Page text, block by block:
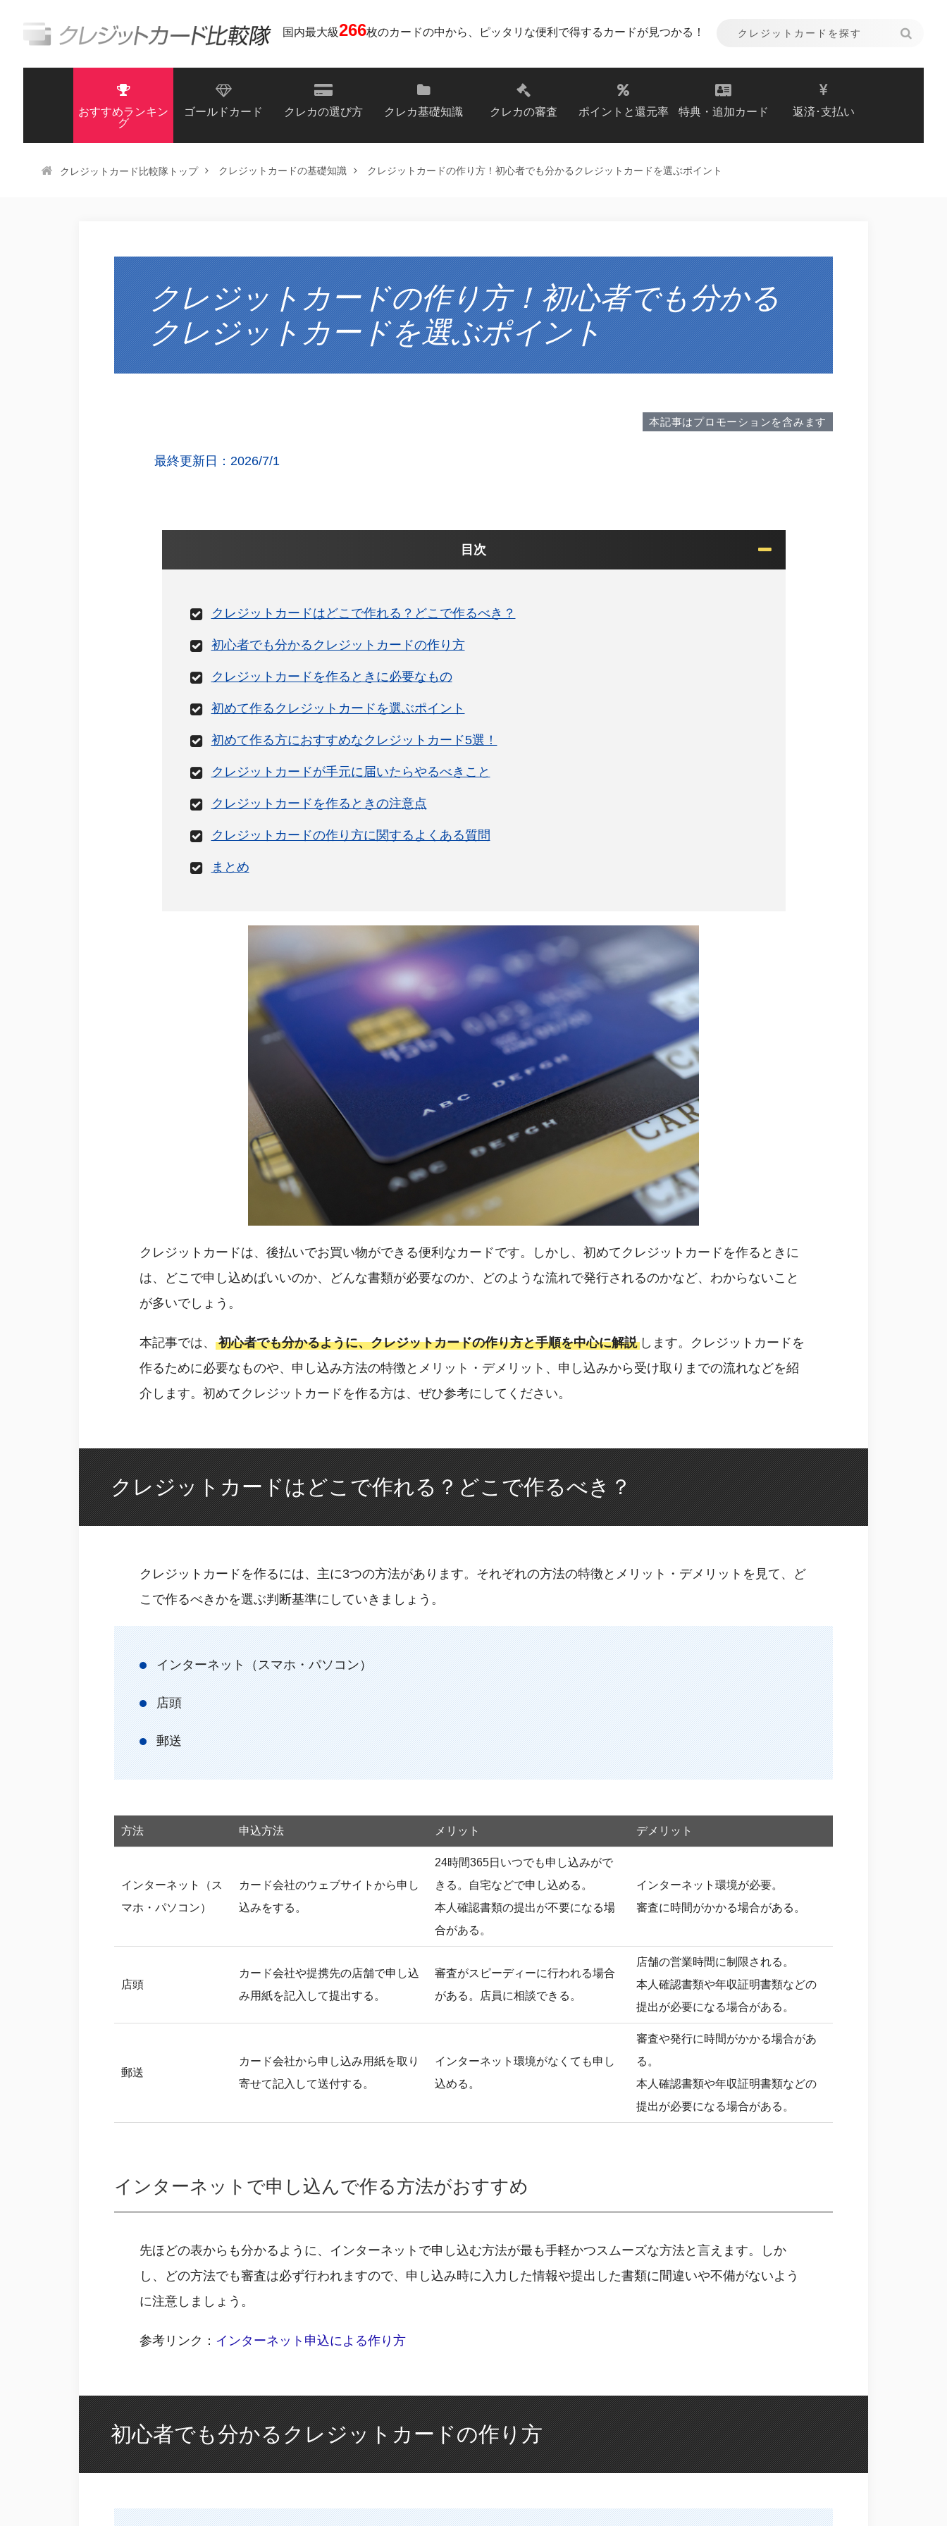
国内最大級266枚のカードの中から、ピッタリな便利で得するカードが見つかる！
おすすめランキン
グ
ゴールドカード クレカの選び方 クレカ基礎知識 クレカの審査 ポイントと還元率 特典・追加カード 返済･支払い
クレジットカード比較隊トップ クレジットカードの基礎知識 クレジットカードの作り方！初心者でも分かるクレジットカードを選ぶポイント
クレジットカードの作り方！初心者でも分かる
クレジットカードを選ぶポイント
本記事はプロモーションを含みます
最終更新日：2026/7/1
目次
クレジットカードはどこで作れる？どこで作るべき？
初心者でも分かるクレジットカードの作り方
クレジットカードを作るときに必要なもの
初めて作るクレジットカードを選ぶポイント
初めて作る方におすすめなクレジットカード5選！
クレジットカードが手元に届いたらやるべきこと
クレジットカードを作るときの注意点
クレジットカードの作り方に関するよくある質問
まとめ
クレジットカードは、後払いでお買い物ができる便利なカードです。しかし、初めてクレジットカードを作るときに
は、どこで申し込めばいいのか、どんな書類が必要なのか、どのような流れで発行されるのかなど、わからないこと
が多いでしょう。
本記事では、 初心者でも分かるように、クレジットカードの作り方と手順を中心に解説 します。クレジットカードを
作るために必要なものや、申し込み方法の特徴とメリット・デメリット、申し込みから受け取りまでの流れなどを紹
介します。初めてクレジットカードを作る方は、ぜひ参考にしてください。
クレジットカードはどこで作れる？どこで作るべき？
クレジットカードを作るには、主に3つの方法があります。それぞれの方法の特徴とメリット・デメリットを見て、ど
こで作るべきかを選ぶ判断基準にしていきましょう。
インターネット（スマホ・パソコン）
店頭
郵送
方法 申込方法 メリット デメリット
インターネット（ス
マホ・パソコン）
カード会社のウェブサイトから申し
込みをする。
24時間365日いつでも申し込みがで
きる。自宅などで申し込める。
本人確認書類の提出が不要になる場
合がある。
インターネット環境が必要。
審査に時間がかかる場合がある。
店頭
カード会社や提携先の店舗で申し込
み用紙を記入して提出する。
審査がスピーディーに行われる場合
がある。店員に相談できる。
店舗の営業時間に制限される。
本人確認書類や年収証明書類などの
提出が必要になる場合がある。
郵送
カード会社から申し込み用紙を取り
寄せて記入して送付する。
インターネット環境がなくても申し
込める。
審査や発行に時間がかかる場合があ
る。
本人確認書類や年収証明書類などの
提出が必要になる場合がある。
インターネットで申し込んで作る方法がおすすめ
先ほどの表からも分かるように、インターネットで申し込む方法が最も手軽かつスムーズな方法と言えます。しか
し、どの方法でも審査は必ず行われますので、申し込み時に入力した情報や提出した書類に間違いや不備がないよう
に注意しましょう。
参考リンク： インターネット申込による作り方
初心者でも分かるクレジットカードの作り方